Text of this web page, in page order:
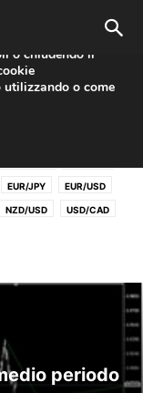
EUR/JPY EUR/USD
NZD/USD USD/CAD
periodo
sul nostro
o chiudendo il
o come